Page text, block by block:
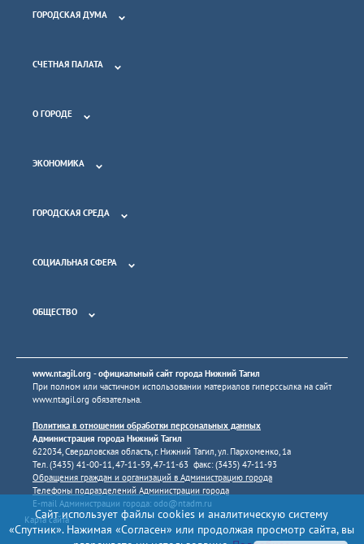
ГОРОДСКАЯ ДУМА
СЧЕТНАЯ ПАЛАТА
О ГОРОДЕ
ЭКОНОМИКА
ГОРОДСКАЯ СРЕДА
СОЦИАЛЬНАЯ СФЕРА
ОБЩЕСТВО
www.ntagil.org - официальный сайт города Нижний Тагил
При полном или частичном использовании материалов гиперссылка на сайт
www.ntagil.org обязательна.
Политика в отношении обработки персональных данных
Администрация города Нижний Тагил
622034, Свердловская область, г. Нижний Тагил, ул. Пархоменко, 1а
Тел. (3435) 41-00-11, 47-11-59, 47-11-63 факс: (3435) 47-11-93
Обращения граждан и организаций в Администрацию города
Телефоны подразделений Администрации города
E-mail Администрации города: odo@ntadm.ru
Карта сайта
Сайт использует файлы cookies и аналитическую систему
«Спутник». Нажимая «Согласен» или продолжая просмотр сайта, вы